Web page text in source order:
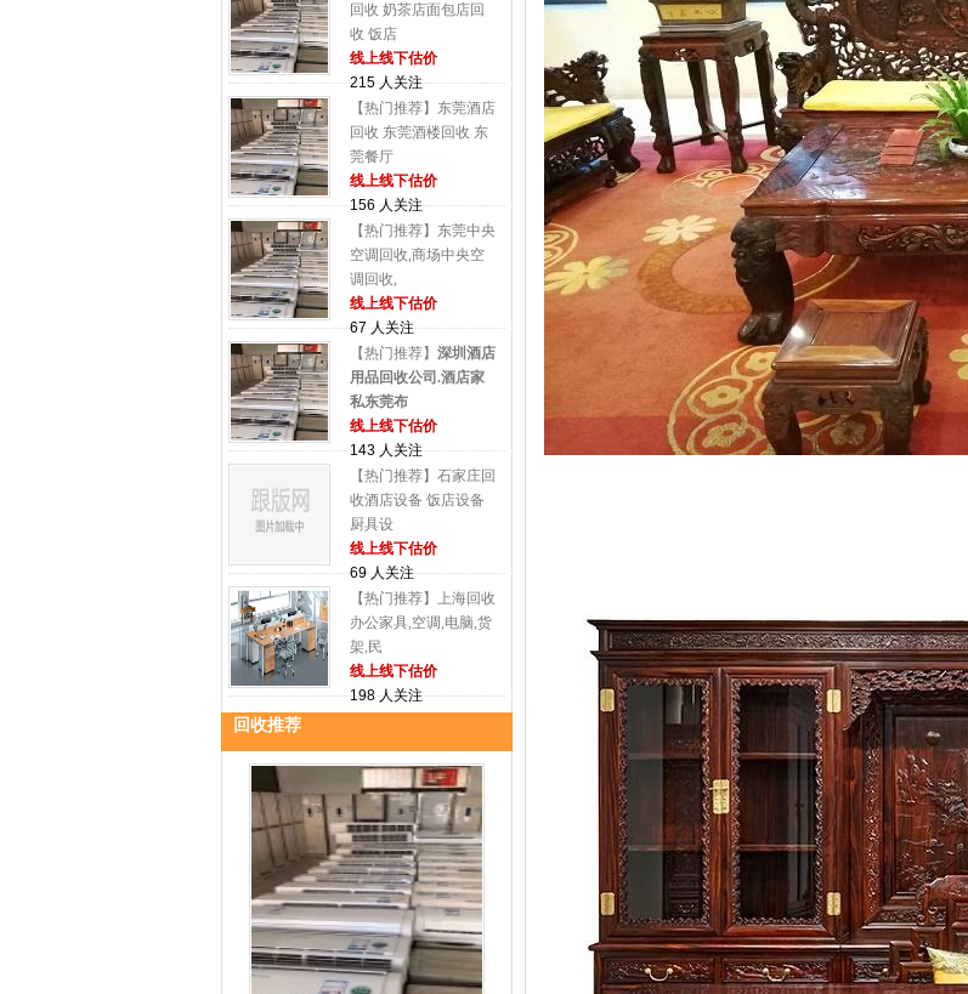
回收 奶茶店面包店回
收 饭店
线上线下估价
215 人关注
【热门推荐】东莞酒店
回收 东莞酒楼回收 东
莞餐厅
线上线下估价
156 人关注
【热门推荐】东莞中央
空调回收,商场中央空
调回收,
线上线下估价
67 人关注
【热门推荐】 深圳酒店
用品回收公司.酒店家
私东莞布
线上线下估价
143 人关注
【热门推荐】石家庄回
收酒店设备 饭店设备
厨具设
线上线下估价
69 人关注
【热门推荐】上海回收
办公家具,空调,电脑,货
架,民
线上线下估价
198 人关注
回收推荐